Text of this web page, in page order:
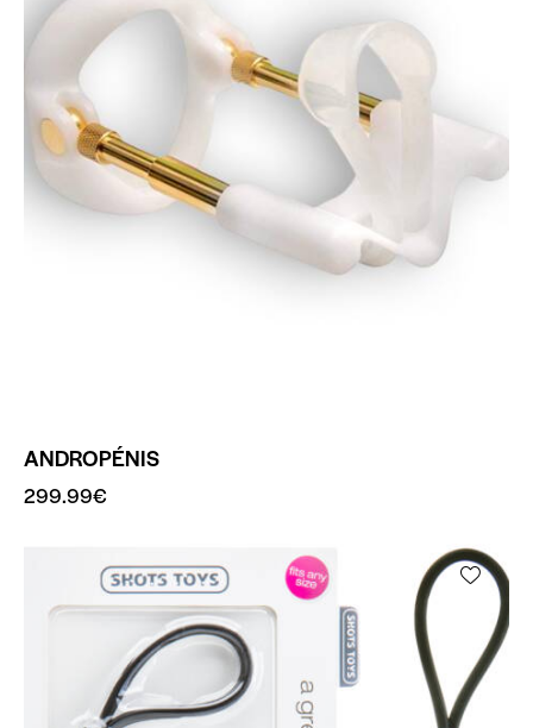
ANDROPÉNIS
299.99€